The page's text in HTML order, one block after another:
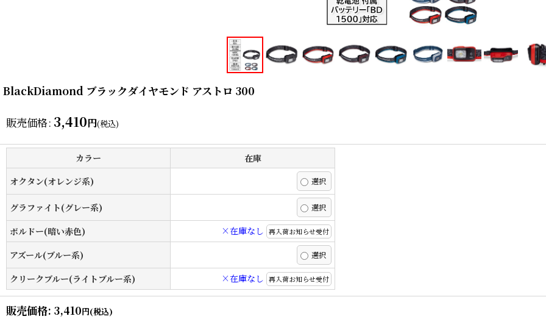
BlackDiamond ブラックダイヤモンド アストロ 300
販売価格: 3,410円(税込)
カラー
在庫
オクタン(オレンジ系)
グラファイト(グレー系)
ボルドー(暗い赤色)
×在庫なし 再入荷お知らせ受付
アズール(ブルー系)
クリークブルー(ライトブルー系)
×在庫なし 再入荷お知らせ受付
販売価格: 3,410円(税込)